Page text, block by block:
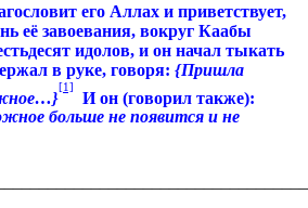
его Аллах и приветствует,
её завоевания, вокруг Каабы
идолов, и он начал тыкать
в руке, говоря: {Пришла
}
[1]
И он (говорил также):
больше не появится и не